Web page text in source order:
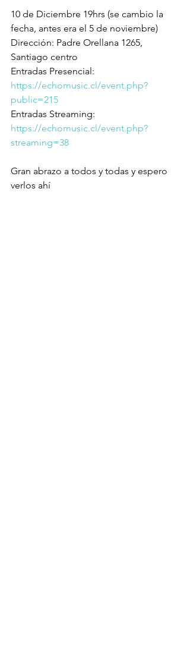
10 de Diciembre 19hrs (se cambio la
fecha, antes era el 5 de noviembre)
Dirección: Padre Orellana 1265,
Santiago centro
Entradas Presencial:
https://echomusic.cl/event.php?
public=215
Entradas Streaming:
https://echomusic.cl/event.php?
streaming=38
Gran abrazo a todos y todas y espero
verlos ahí